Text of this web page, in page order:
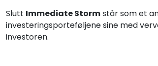
Slutt Immediate Stormstår som et
investeringsporteføljene sine med
investoren.